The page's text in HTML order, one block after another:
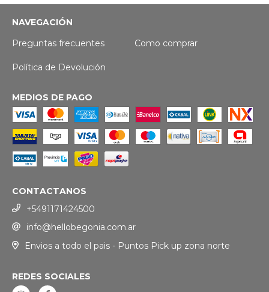
NAVEGACIÓN
Preguntas frecuentes
Como comprar
Política de Devolución
MEDIOS DE PAGO
CONTACTANOS
+5491171424500
info@hellobegonia.com.ar
Envios a todo el pais - Puntos Pick up zona norte
REDES SOCIALES